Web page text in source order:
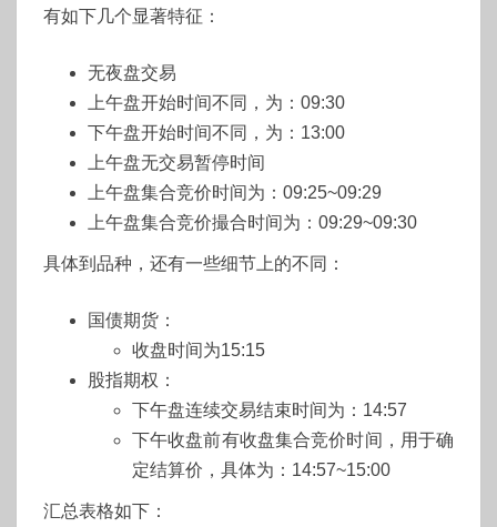
有如下几个显著特征：
无夜盘交易
上午盘开始时间不同，为：09:30
下午盘开始时间不同，为：13:00
上午盘无交易暂停时间
上午盘集合竞价时间为：09:25~09:29
上午盘集合竞价撮合时间为：09:29~09:30
具体到品种，还有一些细节上的不同：
国债期货：
收盘时间为15:15
股指期权：
下午盘连续交易结束时间为：14:57
下午收盘前有收盘集合竞价时间，用于确
定结算价，具体为：14:57~15:00
汇总表格如下：